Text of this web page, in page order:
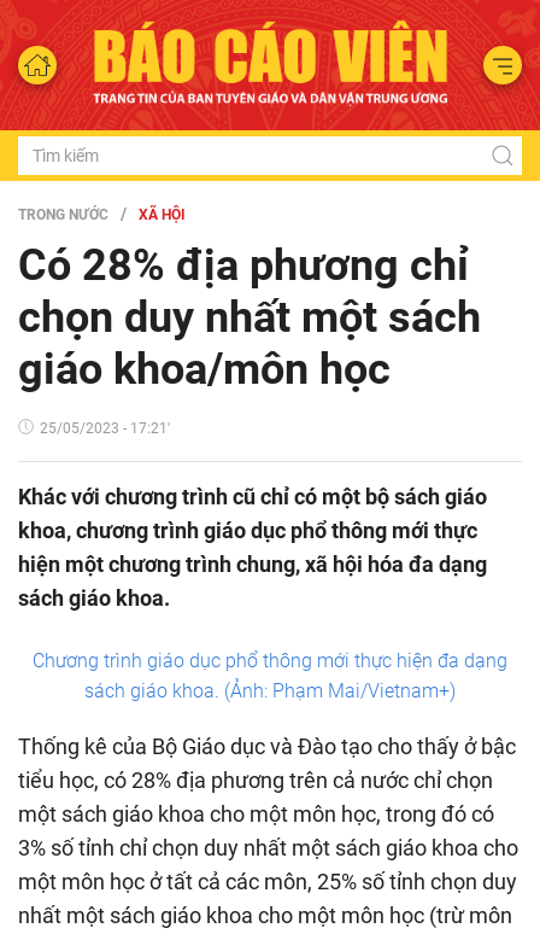
TRONG NƯỚC XÃ HỘI
Có 28% địa phương chỉ
chọn duy nhất một sách
giáo khoa/môn học
25/05/2023 - 17:21'
Khác với chương trình cũ chỉ có một bộ sách giáo
khoa, chương trình giáo dục phổ thông mới thực
hiện một chương trình chung, xã hội hóa đa dạng
sách giáo khoa.
Chương trình giáo dục phổ thông mới thực hiện đa dạng
sách giáo khoa. (Ảnh: Phạm Mai/Vietnam+)
Thống kê của Bộ Giáo dục và Đào tạo cho thấy ở bậc
tiểu học, có 28% địa phương trên cả nước chỉ chọn
một sách giáo khoa cho một môn học, trong đó có
3% số tỉnh chỉ chọn duy nhất một sách giáo khoa cho
một môn học ở tất cả các môn, 25% số tỉnh chọn duy
nhất một sách giáo khoa cho một môn học (trừ môn